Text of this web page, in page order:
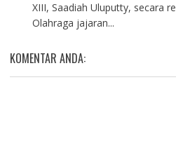
XIII, Saadiah Uluputty, secara
Olahraga jajaran...
KOMENTAR ANDA: